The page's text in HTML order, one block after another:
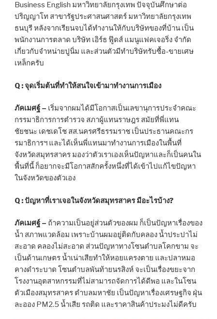
Business English มหาวิทยาลัยกรุงเทพ ปัจจุบันศึกษาต่อ
ปริญญาโท สาขารัฐประศาสนศาสตร์ มหาวิทยาลัยกรุงเทพ
ธนบุรี หลังจากเรียนจบได้ทำงานให้กับบริษัทของที่บ้าน เป็น
พนักงานการตลาด บริษัท เอิร์ธ ฟู๊ดส์ แมนูแฟคเจอริ่ง จำกัด
เกี่ยวกับจำหน่ายปูนิ่ม และส่วนตัวมีทำบริษัทรับซื้อ-ขายเศษ
เหล็กครับ
Q : จุดเริ่มต้นที่ทำให้สนใจเข้ามาทำงานการเมือง
ภัคเมศฐ์ – เริ่มจากผมได้มีโอกาสเป็นเลขานุการประจำคณะ
กรรมาธิการการตำรวจ สภาผู้แทนราษฎร สมัยที่พี่แทน
ชัยชนะ เดชเดโช สส.นครศรีธรรมราช เป็นประธานคณะกร
รมาธิการฯ และได้เห็นพี่แทนมาทำงานการเมืองในพื้นที่
จังหวัดสมุทรสาคร มองว่าตัวเราเองเห็นปัญหาและก็เป็นคนใน
พื้นที่นี้ ก็อยากจะมีโอกาสสักครั้งหนึ่งที่ได้เข้าไปแก้ไขปัญหา
ในจังหวัดของตัวเอง
Q : ปัญหาที่เราเจอในจังหวัดสมุทรสาคร มีอะไรบ้าง?
ภัคเมศฐ์ – ถ้าความเป็นอยู่ส่วนตัวของผม ก็เป็นปัญหาเรื่องของ
น้ำ สภาพแวดล้อม เพราะบ้านผมอยู่ติดกับคลอง น้ำประปาไม่
สะอาด คลองไม่สะอาด ส่วนปัญหาทางโซนตำบลโคกขาม จะ
เป็นด้านเกษตร น้ำเน่าเสียทำให้หอยแครงตาย และปลาหมอ
คางดำระบาด โซนตำบลพันท้ายนรสิงห์ จะเป็นเรื่องขยะจาก
โรงงานอุตสาหกรรมที่ไม่สามารถจัดการได้ดีพอ และในโซน
ตัวเมืองสมุทรสาคร ตำบลมหาชัย เป็นปัญหาเรื่องเศรษฐกิจ ฝุ่น
ละออง PM2.5 น้ำเสีย รถติด และราคาสินค้าประมงไม่ดีครับ